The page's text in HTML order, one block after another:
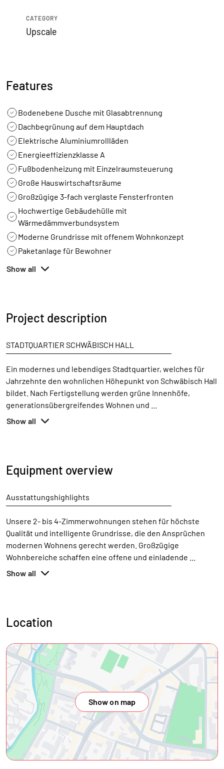
CATEGORY
Upscale
Features
Bodenebene Dusche mit Glasabtrennung
Dachbegrünung auf dem Hauptdach
Elektrische Aluminiumrollläden
Energieeffizienzklasse A
Fußbodenheizung mit Einzelraumsteuerung
Große Hauswirtschaftsräume
Großzügige 3-fach verglaste Fensterfronten
Hochwertige Gebäudehülle mit
Wärmedämmverbundsystem
Moderne Grundrisse mit offenem Wohnkonzept
Paketanlage für Bewohner
Show all
Project description
STADTQUARTIER SCHWÄBISCH HALL
‾‾‾‾‾‾‾‾‾‾‾‾‾‾‾‾‾‾‾‾‾‾‾‾‾‾‾‾‾‾‾‾‾‾‾‾‾‾‾‾‾‾‾‾‾‾‾‾‾‾‾‾‾‾‾‾‾‾‾‾‾‾‾‾‾‾
Ein modernes und lebendiges Stadtquartier, welches für
Jahrzehnte den wohnlichen Höhepunkt von Schwäbisch Hall
bildet. Nach Fertigstellung werden grüne Innenhöfe,
generationsübergreifendes Wohnen und
Show all
Equipment overview
Ausstattungshighlights
‾‾‾‾‾‾‾‾‾‾‾‾‾‾‾‾‾‾‾‾‾‾‾‾‾‾‾‾‾‾‾‾‾‾‾‾‾‾‾‾‾‾‾‾‾‾‾‾‾‾‾‾‾‾‾‾‾‾‾‾‾‾‾‾‾‾
Unsere 2- bis 4-Zimmerwohnungen stehen für höchste
Qualität und intelligente Grundrisse, die den Ansprüchen
modernen Wohnens gerecht werden. Großzügige
Wohnbereiche schaffen eine offene und einladende
Show all
Location
Show on map